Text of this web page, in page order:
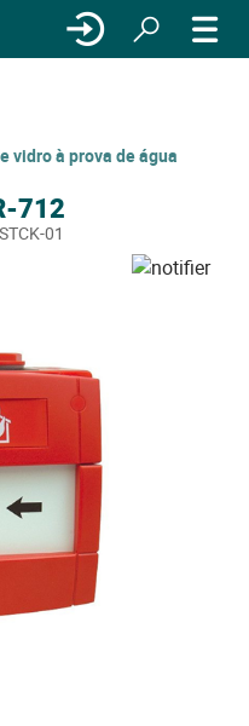
vidro à prova de água
712
01